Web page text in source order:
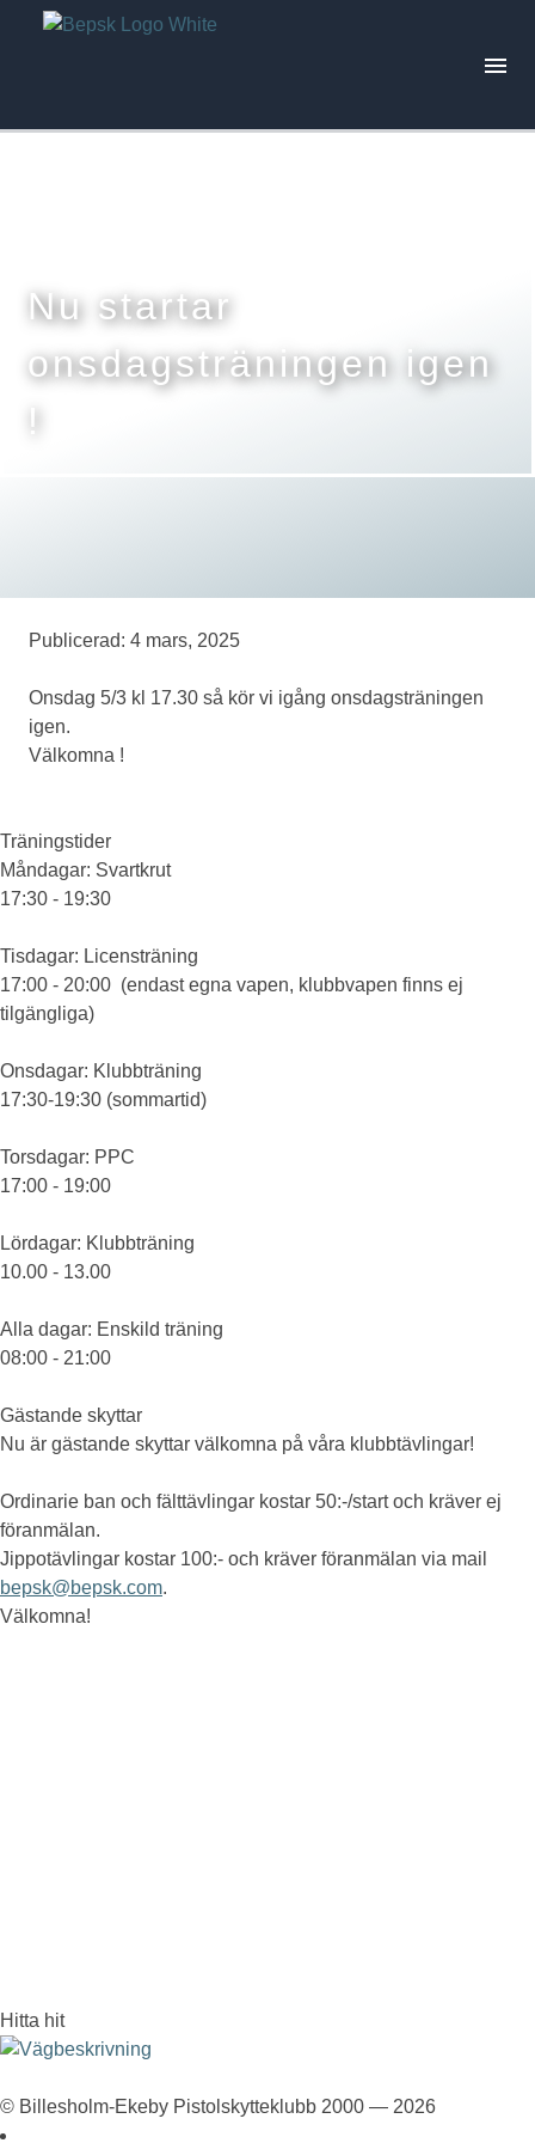
Medlemskap
Eventskytte
Nu startar
onsdagsträningen igen
!
Publicerad: 4 mars, 2025
Onsdag 5/3 kl 17.30 så kör vi igång onsdagsträningen
igen.
Välkomna !
Träningstider
Måndagar: Svartkrut
17:30 - 19:30
Tisdagar: Licensträning
17:00 - 20:00 (endast egna vapen, klubbvapen finns ej
tilgängliga)
Onsdagar: Klubbträning
17:30-19:30 (sommartid)
Torsdagar: PPC
17:00 - 19:00
Lördagar: Klubbträning
10.00 - 13.00
Alla dagar: Enskild träning
08:00 - 21:00
Gästande skyttar
Nu är gästande skyttar välkomna på våra klubbtävlingar!
Ordinarie ban och fälttävlingar kostar 50:-/start och kräver ej
föranmälan.
Jippotävlingar kostar 100:- och kräver föranmälan via mail
bepsk@bepsk.com.
Välkomna!
Hitta hit
© Billesholm-Ekeby Pistolskytteklubb 2000 — 2026